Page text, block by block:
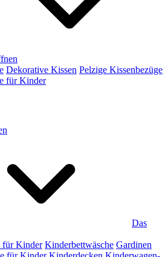
Dekorative Kissen Pelzige Kissenbezüge
für Kinder
Das
für Kinder Kinderbettwäsche Gardinen